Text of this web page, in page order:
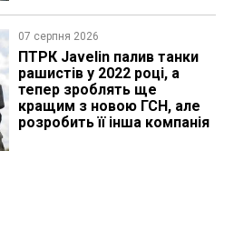
07 серпня 2026
ПТРК Javelin палив танки
рашистів у 2022 році, а
тепер зроблять ще
кращим з новою ГСН, але
розробить її інша компанія